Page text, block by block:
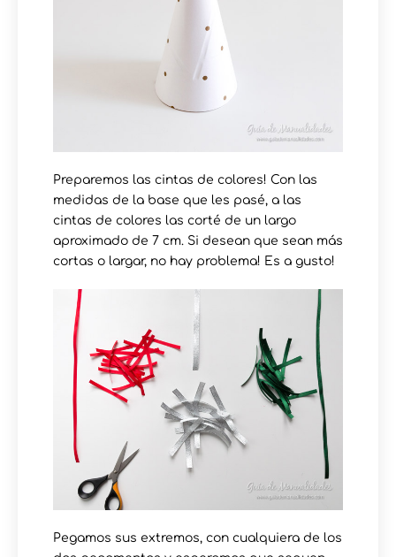
Preparemos las cintas de colores! Con las
medidas de la base que les pasé, a las
cintas de colores las corté de un largo
aproximado de 7 cm. Si desean que sean más
cortas o largar, no hay problema! Es a gusto!
Pegamos sus extremos, con cualquiera de los